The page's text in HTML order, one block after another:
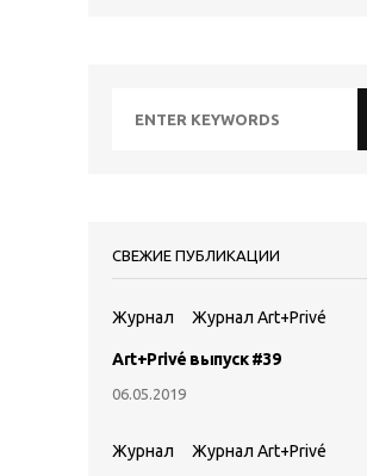
СВЕЖИЕ ПУБЛИКАЦИИ
Журнал Журнал Art+Privé
Art+Privé выпуск #39
06.05.2019
Журнал Журнал Art+Privé